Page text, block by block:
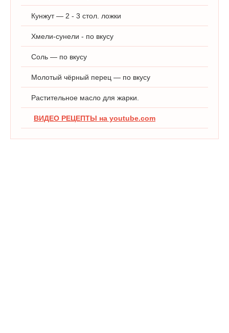
Кунжут — 2 - 3 стол. ложки
Хмели-сунели - по вкусу
Соль — по вкусу
Молотый чёрный перец — по вкусу
Растительное масло для жарки.
ВИДЕО РЕЦЕПТЫ на youtube.com